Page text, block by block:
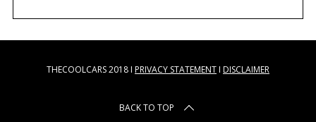
THECOOLCARS 2018 I PRIVACY STATEMENTI DISCLAIMER
BACK TO TOP